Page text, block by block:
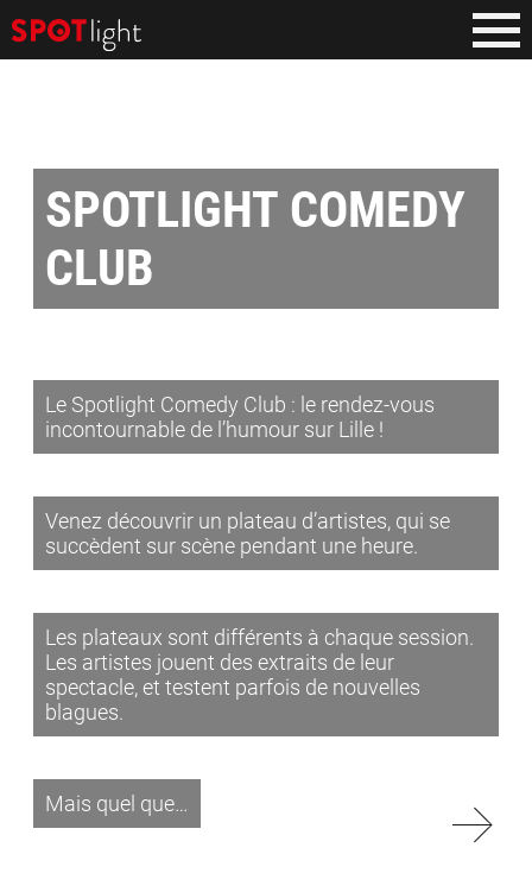
SPOTLIGHT COMEDY
CLUB
Le Spotlight Comedy Club : le rendez-vous
incontournable de l’humour sur Lille !
Venez découvrir un plateau d’artistes, qui se
succèdent sur scène pendant une heure.
Les plateaux sont différents à chaque session.
Les artistes jouent des extraits de leur
spectacle, et testent parfois de nouvelles
blagues.
Mais quel que…